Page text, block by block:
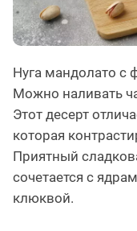
Нуга мандолато с
Можно наливать
Этот десерт
которая
Приятный
сочетается с
клюквой.